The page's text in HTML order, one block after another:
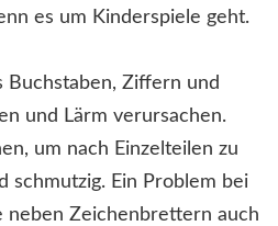
es um Kinderspiele geht.
Buchstaben, Ziffern und
und Lärm verursachen.
um nach Einzelteilen zu
schmutzig. Ein Problem bei
neben Zeichenbrettern auch